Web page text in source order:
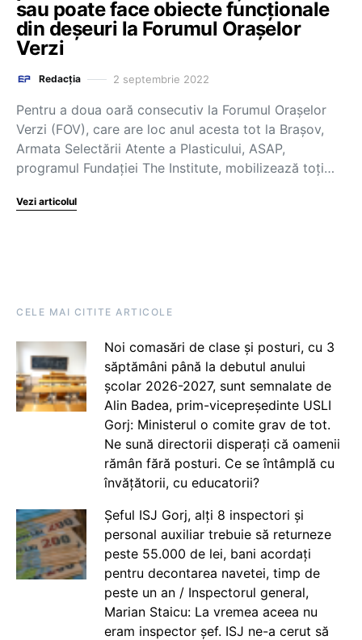
sau poate face obiecte funcționale
din deșeuri la Forumul Orașelor
Verzi
Redacția 2 septembrie 2022
Pentru a doua oară consecutiv la Forumul Orașelor
Verzi (FOV), care are loc anul acesta tot la Brașov,
Armata Selectării Atente a Plasticului, ASAP,
programul Fundației The Institute, mobilizează toți…
Vezi articolul
CELE MAI CITITE ARTICOLE
Noi comasări de clase și posturi, cu 3
săptămâni până la debutul anului
școlar 2026-2027, sunt semnalate de
Alin Badea, prim-vicepreședinte USLI
Gorj: Ministerul o comite grav de tot.
Ne sună directorii disperați că oamenii
rămân fără posturi. Ce se întâmplă cu
învățătorii, cu educatorii?
Șeful ISJ Gorj, alți 8 inspectori și
personal auxiliar trebuie să returneze
peste 55.000 de lei, bani acordați
pentru decontarea navetei, timp de
peste un an / Inspectorul general,
Marian Staicu: La vremea aceea nu
eram inspector șef. ISJ ne-a cerut să